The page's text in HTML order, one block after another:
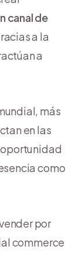
canal de
a la
a
más
en las
oportunidad
como
por
commerce